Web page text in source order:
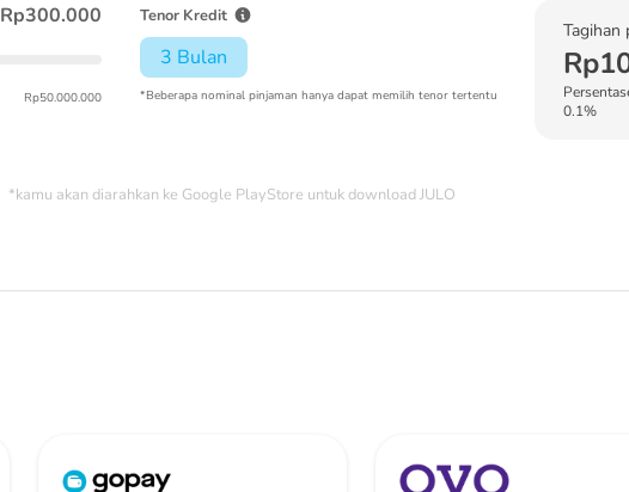
Rp300.000
Rp50.000.000
Tenor Kredit
3 Bulan
*Beberapa nominal pinjaman hanya dapat memilih tenor tertentu
Tagihan
0.1%
*kamu akan diarahkan ke Google PlayStore untuk download JULO